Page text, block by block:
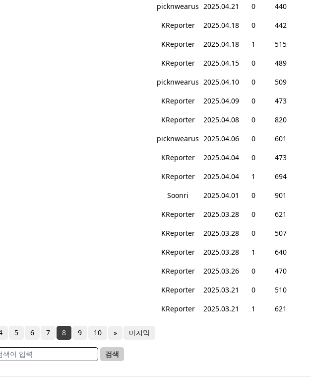
picknwearus 2025.04.21 0
440
KReporter 2025.04.18 0
442
KReporter 2025.04.18 1
515
KReporter 2025.04.15 0
489
picknwearus 2025.04.10 0
509
KReporter 2025.04.09 0
473
KReporter 2025.04.08 0
820
picknwearus 2025.04.06 0
601
KReporter 2025.04.04 0
473
KReporter 2025.04.04 1
694
Soonri 2025.04.01 0
901
KReporter 2025.03.28 0
621
KReporter 2025.03.28 0
507
KReporter 2025.03.28 1
640
KReporter 2025.03.26 0
470
KReporter 2025.03.21 0
510
KReporter 2025.03.21 1 621
5 6 7 8 9 10 » 마지막
검색